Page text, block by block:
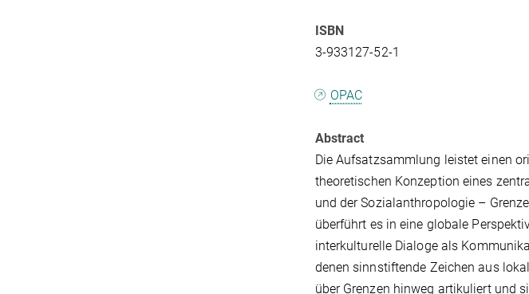
ISBN
3-933127-52-1
OPAC
Abstract
Die Aufsatzsammlung leistet einen
theoretischen Konzeption eines
und der Sozialanthropologie –
überführt es in eine globale
interkulturelle Dialoge als
denen sinnstiftende Zeichen aus
über Grenzen hinweg artikuliert und